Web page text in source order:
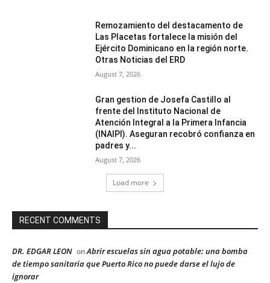
Remozamiento del destacamento de
Las Placetas fortalece la misión del
Ejército Dominicano en la región norte.
Otras Noticias del ERD
August 7, 2026
Gran gestion de Josefa Castillo al
frente del Instituto Nacional de
Atención Integral a la Primera Infancia
(INAIPI). Aseguran recobró confianza en
padres y...
August 7, 2026
Load more
RECENT COMMENTS
DR. EDGAR LEON onAbrir escuelas sin agua potable: una bomba
de tiempo sanitaria que Puerto Rico no puede darse el lujo de
ignorar